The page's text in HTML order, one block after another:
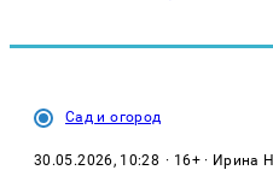
Сад и огород
30.05.2026, 10:28 · 16+ · Ирина